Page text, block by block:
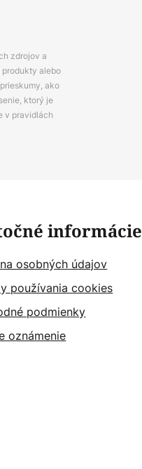
zdrojov a
alebo
ako
ktorý je
v pravidlách
informácie
osobných údajov
používania cookies
podmienky
oznámenie